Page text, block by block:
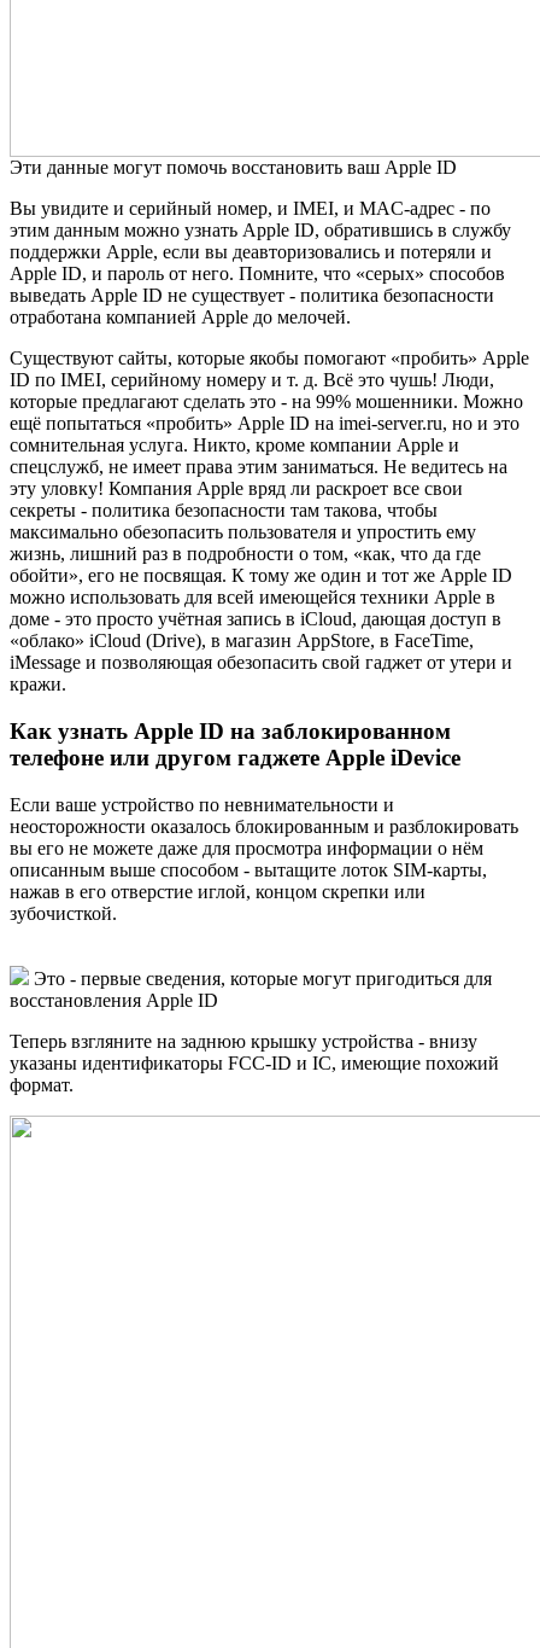
Эти данные могут помочь восстановить ваш Apple ID
Вы увидите и серийный номер, и IMEI, и MAC-адрес - по
этим данным можно узнать Apple ID, обратившись в службу
поддержки Apple, если вы деавторизовались и потеряли и
Apple ID, и пароль от него. Помните, что «серых» способов
выведать Apple ID не существует - политика безопасности
отработана компанией Apple до мелочей.
Существуют сайты, которые якобы помогают «пробить» Apple
ID по IMEI, серийному номеру и т. д. Всё это чушь! Люди,
которые предлагают сделать это - на 99% мошенники. Можно
ещё попытаться «пробить» Apple ID на imei-server.ru, но и это
сомнительная услуга. Никто, кроме компании Apple и
спецслужб, не имеет права этим заниматься. Не ведитесь на
эту уловку! Компания Apple вряд ли раскроет все свои
секреты - политика безопасности там такова, чтобы
максимально обезопасить пользователя и упростить ему
жизнь, лишний раз в подробности о том, «как, что да где
обойти», его не посвящая. К тому же один и тот же Apple ID
можно использовать для всей имеющейся техники Apple в
доме - это просто учётная запись в iCloud, дающая доступ в
«облако» iCloud (Drive), в магазин AppStore, в FaceTime,
iMessage и позволяющая обезопасить свой гаджет от утери и
кражи.
Как узнать Apple ID на заблокированном
телефоне или другом гаджете Apple iDevice
Если ваше устройство по невнимательности и
неосторожности оказалось блокированным и разблокировать
вы его не можете даже для просмотра информации о нём
описанным выше способом - вытащите лоток SIM-карты,
нажав в его отверстие иглой, концом скрепки или
зубочисткой.
Это - первые сведения, которые могут пригодиться для
восстановления Apple ID
Теперь взгляните на заднюю крышку устройства - внизу
указаны идентификаторы FCC-ID и IC, имеющие похожий
формат.